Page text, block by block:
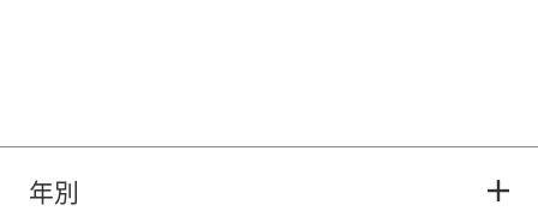
年別